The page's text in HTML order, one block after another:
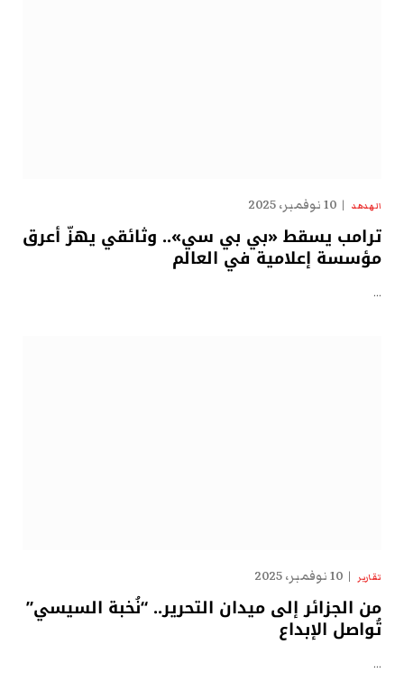
الهدهد 10 نوفمبر، 2025
ترامب يسقط «بي بي سي».. وثائقي يهزّ أعرق
مؤسسة إعلامية في العالم
…
تقارير 10 نوفمبر، 2025
من الجزائر إلى ميدان التحرير.. “نُخبة السيسي”
تُواصل الإبداع
…